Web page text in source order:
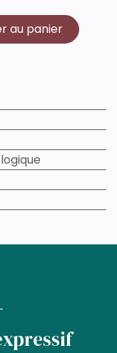
au panier